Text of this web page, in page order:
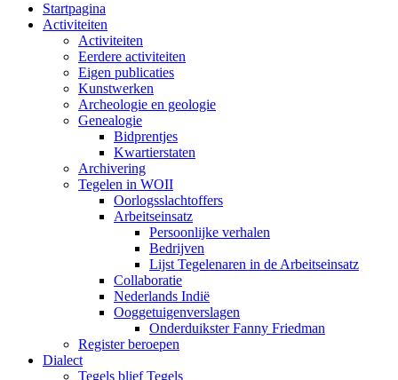
Startpagina
Activiteiten
Activiteiten
Eerdere activiteiten
Eigen publicaties
Kunstwerken
Archeologie en geologie
Genealogie
Bidprentjes
Kwartierstaten
Archivering
Tegelen in WOII
Oorlogsslachtoffers
Arbeitseinsatz
Persoonlijke verhalen
Bedrijven
Lijst Tegelenaren in de Arbeitseinsatz
Collaboratie
Nederlands Indië
Ooggetuigenverslagen
Onderduikster Fanny Friedman
Register beroepen
Dialect
Tegels blief Tegels